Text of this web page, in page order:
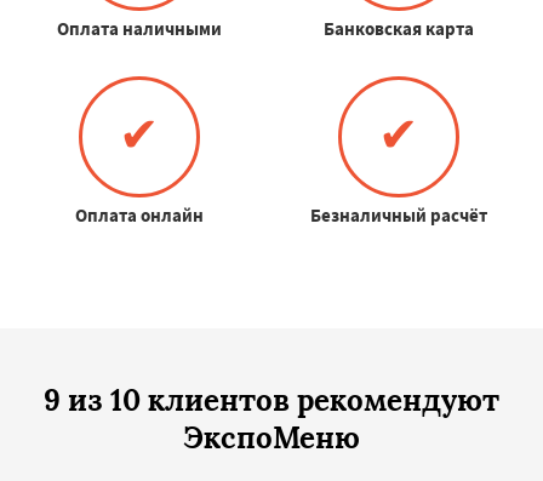
Оплата наличными Банковская карта
✔
Оплата онлайн
✔
Безналичный расчёт
9 из 10 клиентов рекомендуют
ЭкспоМеню